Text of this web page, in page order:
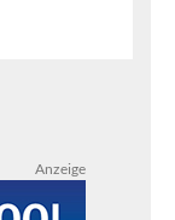
Anzeige